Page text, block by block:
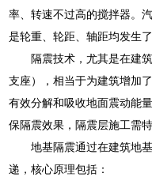
率、转速不过高的搅拌器。
是轮重、轮距、轴距均发生了
隔震技术，尤其是在建
支座），相当于为建筑增加
有效分解和吸收地面震动能
保隔震效果，隔震层施工需
地基隔震通过在建筑地
递，核心原理包括：